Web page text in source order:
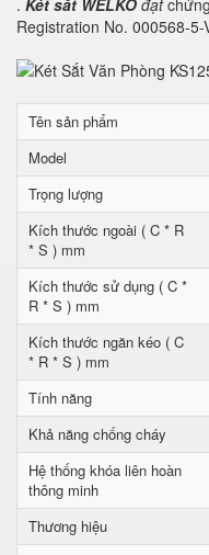
. Két sắt WELKO đạt
Registration No. 000568-5-
Tên sản phẩm
Model
Trọng lượng
Kích thước ngoài ( C * R
* S ) mm
Kích thước sử dụng ( C *
R * S ) mm
Kích thước ngăn kéo ( C
* R * S ) mm
Tính năng
Khả năng chống cháy
Hệ thống khóa liên hoàn
thông minh
Thương hiệu